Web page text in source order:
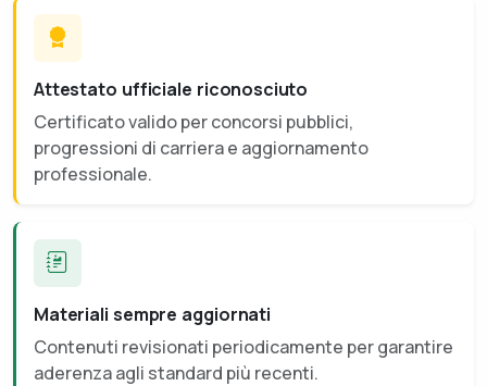
Attestato ufficiale riconosciuto
Certificato valido per concorsi pubblici,
progressioni di carriera e aggiornamento
professionale.
Materiali sempre aggiornati
Contenuti revisionati periodicamente per garantire
aderenza agli standard più recenti.